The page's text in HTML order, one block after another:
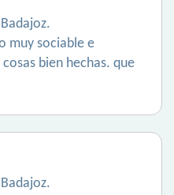
muy sociable e
bien hechas. que